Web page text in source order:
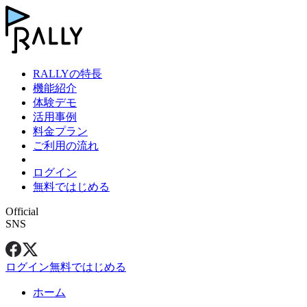
RALLYの特長
機能紹介
体験デモ
活用事例
料金プラン
ご利用の流れ
ログイン
無料ではじめる
Official
SNS
ログイン無料ではじめる
ホーム